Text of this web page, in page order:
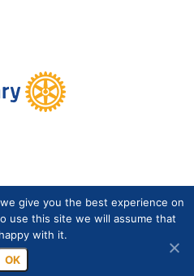
Rotarypalvelu ry 2026 |
|Henkilötietojen
give you the best experience on
use this site we will assume that
with it.
OK